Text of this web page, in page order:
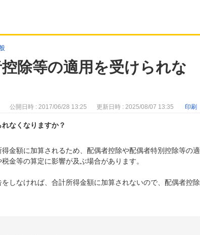
除等の適用を受けられな
公開日時 : 2017/06/28 13:25 更新日時 : 2025/08/07 13:35 印刷
なくなりますか？
金額に加算されるため、配偶者控除や配偶者特別控除等の適
金等の算定に影響が及ぶ場合があります。
しなければ、合計所得金額に加算されないので、配偶者控除